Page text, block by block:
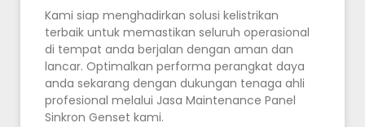
Kami siap menghadirkan solusi kelistrikan
terbaik untuk memastikan seluruh operasional
di tempat anda berjalan dengan aman dan
lancar. Optimalkan performa perangkat daya
anda sekarang dengan dukungan tenaga ahli
profesional melalui Jasa Maintenance Panel
Sinkron Genset kami.